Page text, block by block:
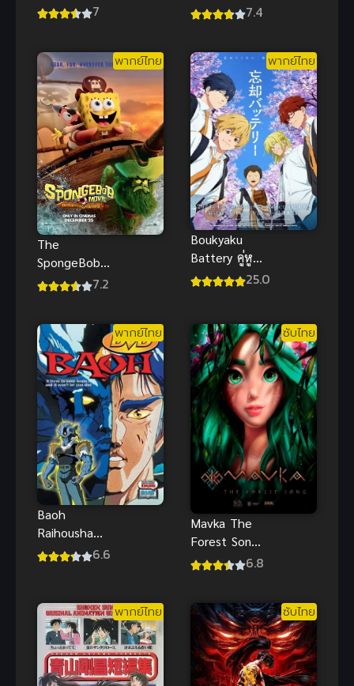
(2023)
7
จิ้งจอกโลก 7.4
พากย์ไทย
The
SpongeBob
Movie Search
(2025) พากย์
ไทย
7.2
พากย์ไทย
Boukyaku
Battery คู่หู
เบสบอล ซับ25.0
พากย์ไทย
Baoh
Raihousha
อมนุษย์บาโอ
ไฟสุดเดือด
มันส์
6.6
ซับไทย
Mavka The
Forest Song
มาฟก้า เพลง
แอนิเมชันสุด
ซึ้ง
6.8
พากย์ไทย ซับไทย